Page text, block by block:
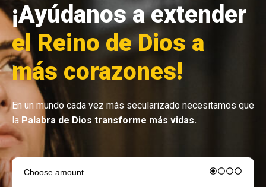
¡Ayúdanos a extender
el Reino de Dios a
más corazones!
En un mundo cada vez más secularizado necesitamos que
la Palabra de Dios transforme más vidas.